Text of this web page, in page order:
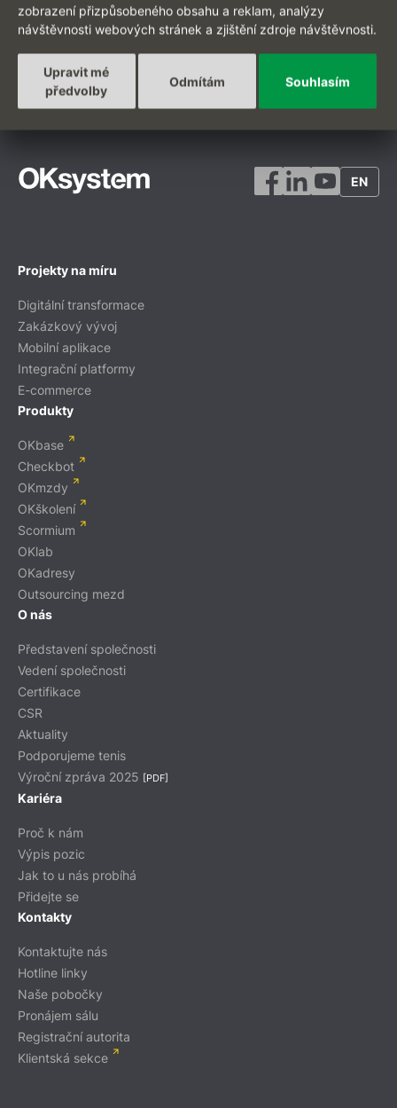
zobrazení přizpůsobeného obsahu a reklam, analýzy
návštěvnosti webových stránek a zjištění zdroje návštěvnosti.
Souhlasím
Odmítám
Upravit mé
předvolby
ZPĚT NA VÝPIS AKTUALIT
EN
Projekty na míru
Digitální transformace
Zakázkový vývoj
Mobilní aplikace
Integrační platformy
E-commerce
Produkty
OKbase
Checkbot
OKmzdy
OKškolení
Scormium
OKlab
OKadresy
Outsourcing mezd
O nás
Představení společnosti
Vedení společnosti
Certifikace
CSR
Aktuality
Podporujeme tenis
Výroční zpráva 2025 [PDF]
Kariéra
Proč k nám
Výpis pozic
Jak to u nás probíhá
Přidejte se
Kontakty
Kontaktujte nás
Hotline linky
Naše pobočky
Pronájem sálu
Registrační autorita
Klientská sekce